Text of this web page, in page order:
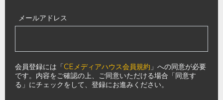
メールアドレス
会員登録には「CEメディアハウス会員規約 」への同意が必要
です。内容をご確認の上、ご同意いただける場合「同意す
る」にチェックをして、登録にお進みください。